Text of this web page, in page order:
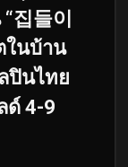
들이
ในบ้าน
ปินไทย
ด์ 4-9